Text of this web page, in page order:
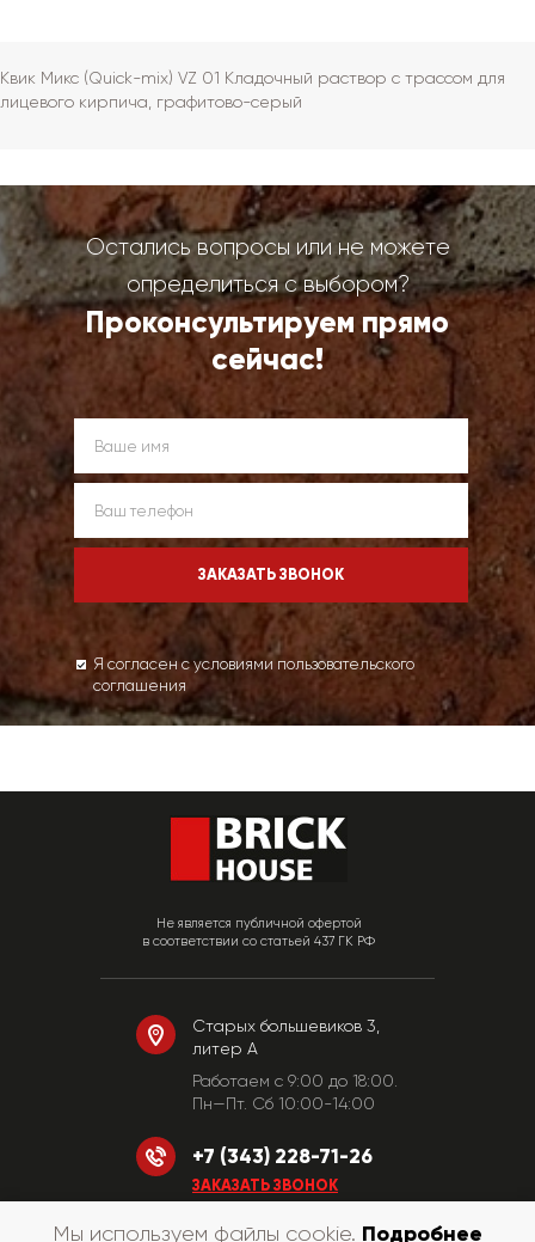
Квик Микс (Quick-mix) VZ 01 Кладочный раствор с трассом для
лицевого кирпича, графитово-серый
Остались вопросы или не можете
определиться с выбором?
Проконсультируем прямо
сейчас!
Я согласен с условиями пользовательского
соглашения
Не является публичной офертой
в соответствии со статьей 437 ГК РФ
Старых большевиков 3,
литер А
Работаем c 9:00 до 18:00.
Пн—Пт. Сб 10:00-14:00
+7 (343) 228-71-26
ЗАКАЗАТЬ ЗВОНОК
Мы используем файлы cookie. Подробнее